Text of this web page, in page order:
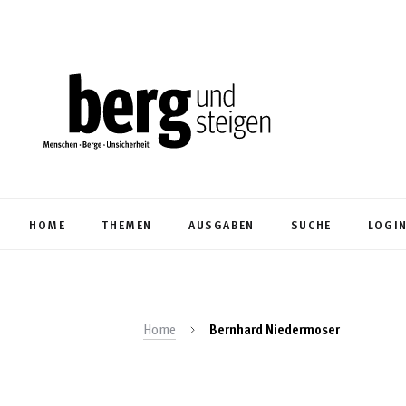
HOME THEMEN AUSGABEN SUCHE
Home Bernhard Niedermoser